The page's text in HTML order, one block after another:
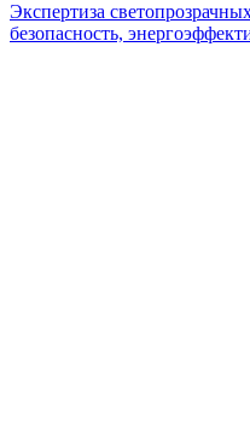
Экспертиза
безопасность,